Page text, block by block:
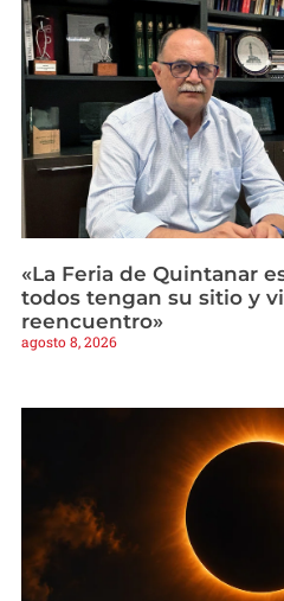
«La Feria de Quintanar
todos tengan su sitio y
reencuentro»
agosto 8, 2026